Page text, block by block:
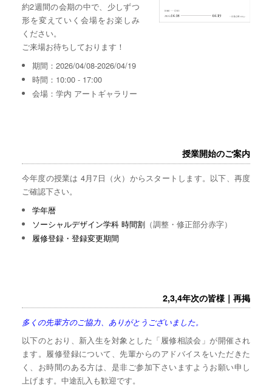
約2週間の会期の中で、少しずつ
形を変えていく会場をお楽しみ
ください。
ご来場お待ちしております！
期間：2026/04/08-2026/04/19
時間：10:00 - 17:00
会場：学内 アートギャラリー
授業開始のご案内
今年度の授業は 4月7日（火）からスタートします。以下、再度
ご確認下さい。
学年暦
ソーシャルデザイン学科 時間割 （調整・修正部分赤字）
履修登録・登録変更期間
2,3,4年次の皆様｜再掲
多くの先輩方のご協力、ありがとうございました。
以下のとおり、新入生を対象とした「履修相談会」が開催され
ます。履修登録について、先輩からのアドバイスをいただきた
く、お時間のある方は、是非ご参加下さいますようお願い申し
上げます。中途乱入も歓迎です。